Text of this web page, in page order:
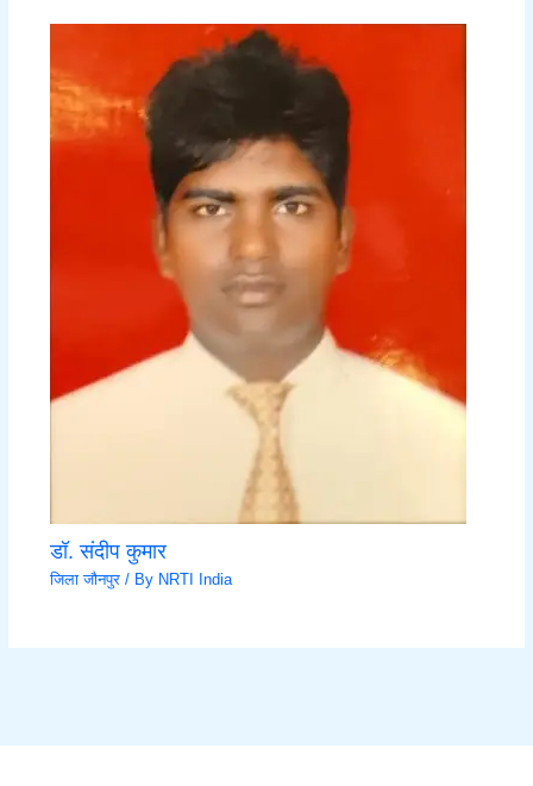
डॉ. संदीप कुमार
जिला जौनपुर/ By NRTI India